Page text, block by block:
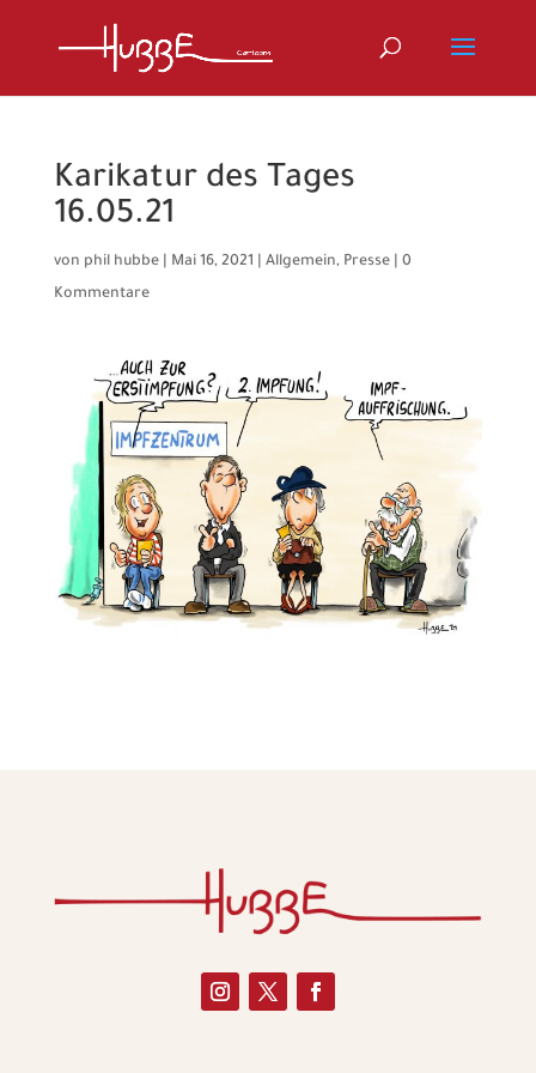
Karikatur des Tages
16.05.21
von phil hubbe| Mai 16, 2021 Allgemein, Presse| 0
Kommentare